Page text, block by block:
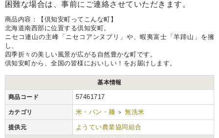
困難な場合は、事前にご連絡させていただきます。
商品内容：【倶知安町ってこんな町】
北海道南西部に位置する倶知安町。
ニセコ連山の主峰「ニセコアンヌプリ」や、蝦夷富士「羊蹄山」を擁
し、
四季折々の美しい風景が広がる自然豊かな町です。
倶知安町から、全国の皆様においしい！をお届けします。
基本情報
商品コード 57461717
カテゴリ 米・パン・麺 > 無洗米
提供元 ようてい農業協同組合